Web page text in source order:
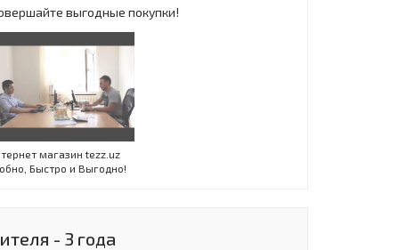
выгодные покупки!
магазин tezz.uz
Быстро и Выгодно!
- 3 года